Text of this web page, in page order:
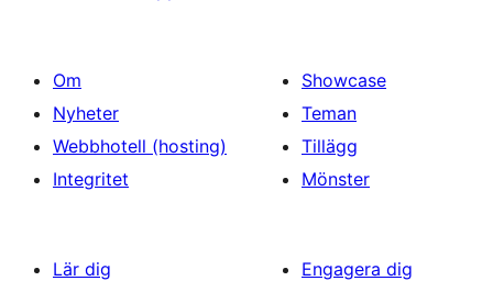
Om
Nyheter
Webbhotell (hosting)
Integritet
Showcase
Teman
Tillägg
Mönster
Lär dig
Engagera dig